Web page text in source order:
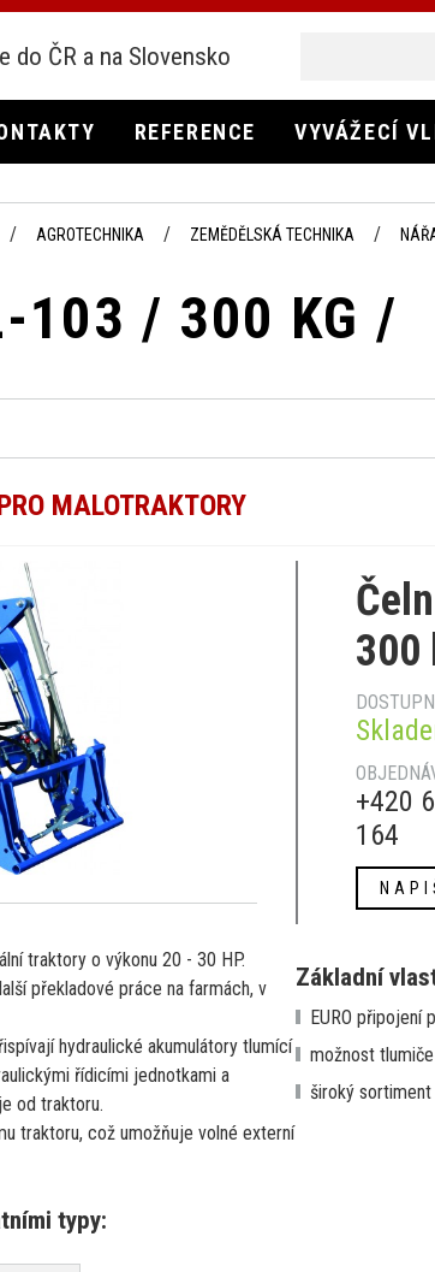
do ČR a na Slovensko
REFERENCE VYVÁŽECÍ
103 / 300 KG /
AGROTECHNIKA ZEMĚDĚLSKÁ TECHNIKA
MALOTRAKTORY
300
+420
164
Základní
EURO připojení
možnost
široký
traktory o výkonu 20 - 30 HP.
překladové práce na farmách, v
hydraulické akumulátory tlumící
řídicími jednotkami a
od traktoru.
traktoru, což umožňuje volné externí
typy: